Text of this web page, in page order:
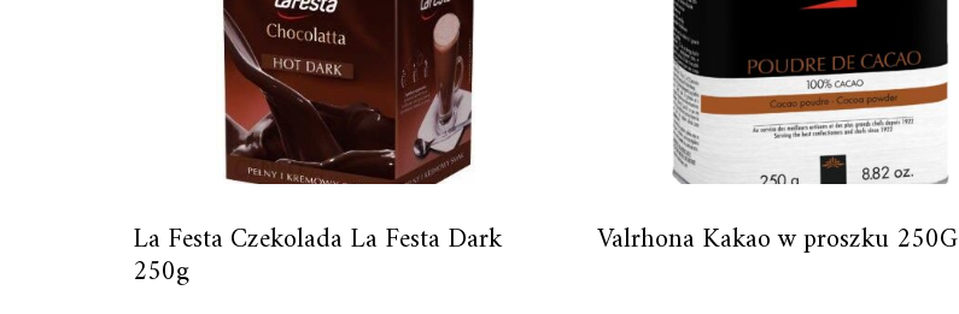
La Festa Czekolada La Festa Dark
250g
Valrhona Kakao w proszku 250G